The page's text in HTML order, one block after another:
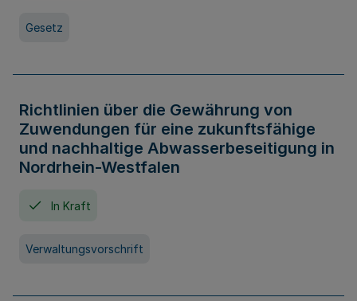
Gesetz
Richtlinien über die Gewährung von
Zuwendungen für eine zukunftsfähige
und nachhaltige Abwasserbeseitigung in
Nordrhein-Westfalen
In Kraft
Verwaltungsvorschrift